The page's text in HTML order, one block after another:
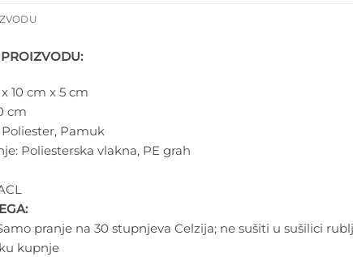
10 cm x 5 cm
cm
Poliester, Pamuk
Poliesterska vlakna, PE grah
pranje na 30 stupnjeva Celzija; ne sušiti u sušilici
kupnje